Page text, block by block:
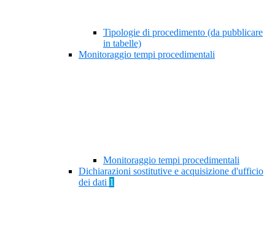
Tipologie di procedimento (da pubblicare
in tabelle)
Monitoraggio tempi procedimentali
Monitoraggio tempi procedimentali
Dichiarazioni sostitutive e acquisizione d'ufficio
dei dati 1